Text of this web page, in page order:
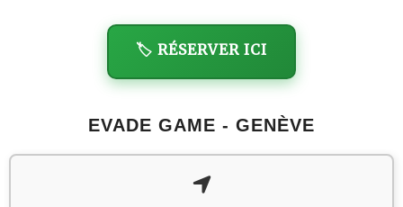
🏷️ RÉSERVER ICI
EVADE GAME - GENÈVE